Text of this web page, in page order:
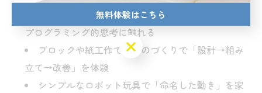
生活の中の手順化（朝の準備を手順カードに）で
プログラミング的思考に触れる
ブロックや紙工作でのものづくりで「設計→組み
立て→改善」を体験
シンプルなロボット玩具で「命名した動き」を家
無料体験はこちら
無料体験はこちら